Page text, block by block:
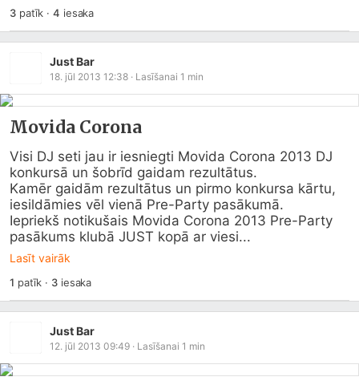
3patīk ·4 iesaka
Just Bar
18. jūl 2013 12:38 · Lasīšanai 1 min
Movida Corona
Visi DJ seti jau ir iesniegti Movida Corona 2013 DJ
konkursā un šobrīd gaidam rezultātus.
Kamēr gaidām rezultātus un pirmo konkursa kārtu,
iesildāmies vēl vienā Pre-Party pasākumā.
Iepriekš notikušais Movida Corona 2013 Pre-Party
pasākums klubā JUST kopā ar viesi...
Lasīt vairāk
1 patīk · 3iesaka
Just Bar
12. jūl 2013 09:49 · Lasīšanai 1 min